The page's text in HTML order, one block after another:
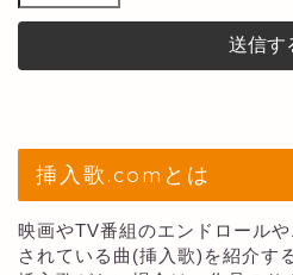
挿入歌.comとは
映画やTV番組のエンドロール
されている曲(挿入歌)を紹介す